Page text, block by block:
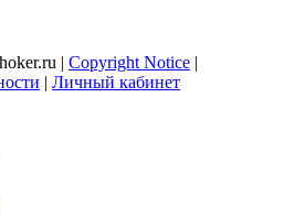
| Copyright Notice |
| Личный кабинет